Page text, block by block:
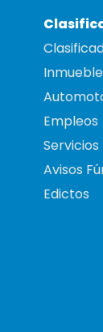
Empleos
Servicios
Avisos
Edictos